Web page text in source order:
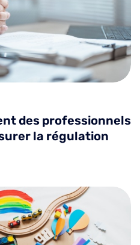
des professionnels
la régulation